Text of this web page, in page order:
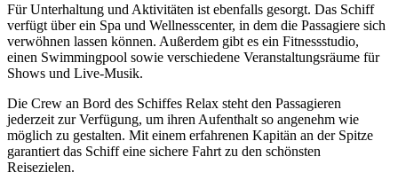
Für Unterhaltung und Aktivitäten ist ebenfalls gesorgt. Das Schiff
verfügt über ein Spa und Wellnesscenter, in dem die Passagiere sich
verwöhnen lassen können. Außerdem gibt es ein Fitnessstudio,
einen Swimmingpool sowie verschiedene Veranstaltungsräume für
Shows und Live-Musik.
Die Crew an Bord des Schiffes Relax steht den Passagieren
jederzeit zur Verfügung, um ihren Aufenthalt so angenehm wie
möglich zu gestalten. Mit einem erfahrenen Kapitän an der Spitze
garantiert das Schiff eine sichere Fahrt zu den schönsten
Reisezielen.